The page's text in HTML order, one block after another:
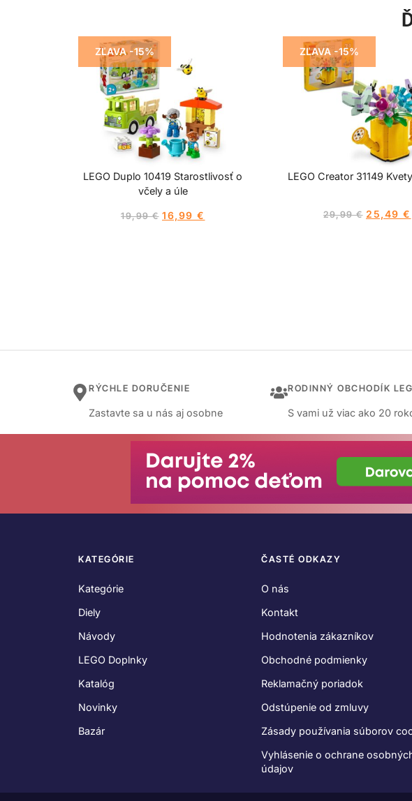
ZĽAVA -15%
LEGO Duplo 10419 Starostlivosť o
včely a úle
19,99€ 16,99 €
ZĽAVA -15%
LEGO Creator 31149
29,99€ 25,49 €
RÝCHLE DORUČENIE
Zastavte sa u nás aj osobne
RODINNÝ OBCHODÍK
S vami už viac ako 20
KATEGÓRIE
Kategórie
Diely
Návody
LEGO Doplnky
Katalóg
Novinky
Bazár
ČASTÉ ODKAZY
O nás
Kontakt
Hodnotenia zákazníkov
Obchodné podmienky
Reklamačný poriadok
Odstúpenie od zmluvy
Zásady používania súborov
Vyhlásenie o ochrane
údajov